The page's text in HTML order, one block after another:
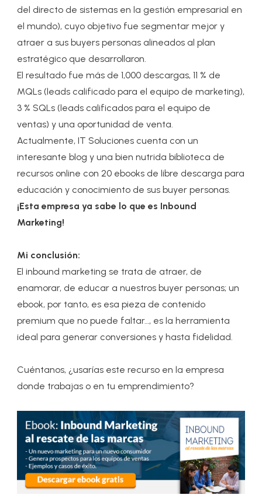
del directo de sistemas en la gestión empresarial en
el mundo), cuyo objetivo fue segmentar mejor y
atraer a sus buyers personas alineados al plan
estratégico que desarrollaron.
El resultado fue más de 1,000 descargas, 11 % de
MQLs (leads calificado para el equipo de marketing),
3 % SQLs (leads calificados para el equipo de
ventas) y una oportunidad de venta.
Actualmente, IT Soluciones cuenta con un
interesante blog y una bien nutrida biblioteca de
recursos online con 20 ebooks de libre descarga para
educación y conocimiento de sus buyer personas.
¡Esta empresa ya sabe lo que es Inbound
Marketing!
Mi conclusión:
El inbound marketing se trata de atraer, de
enamorar, de educar a nuestros buyer personas; un
ebook, por tanto, es esa pieza de contenido
premium que no puede faltar…, es la herramienta
ideal para generar conversiones y hasta fidelidad.
Cuéntanos, ¿usarías este recurso en la empresa
donde trabajas o en tu emprendimiento?